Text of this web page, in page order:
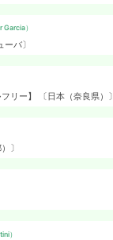
Garcia）
バ〕
リー】 〔日本（奈良県）〕
〕
）